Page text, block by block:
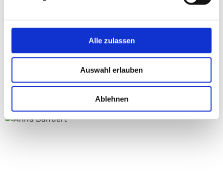
Alle zulassen
Auswahl erlauben
Ablehnen